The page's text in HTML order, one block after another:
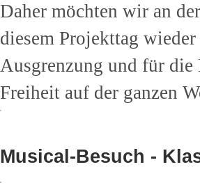
Daher möchten wir an
diesem Projekttag
Ausgrenzung und für die
Freiheit auf der ganzen
Musical-Besuch -